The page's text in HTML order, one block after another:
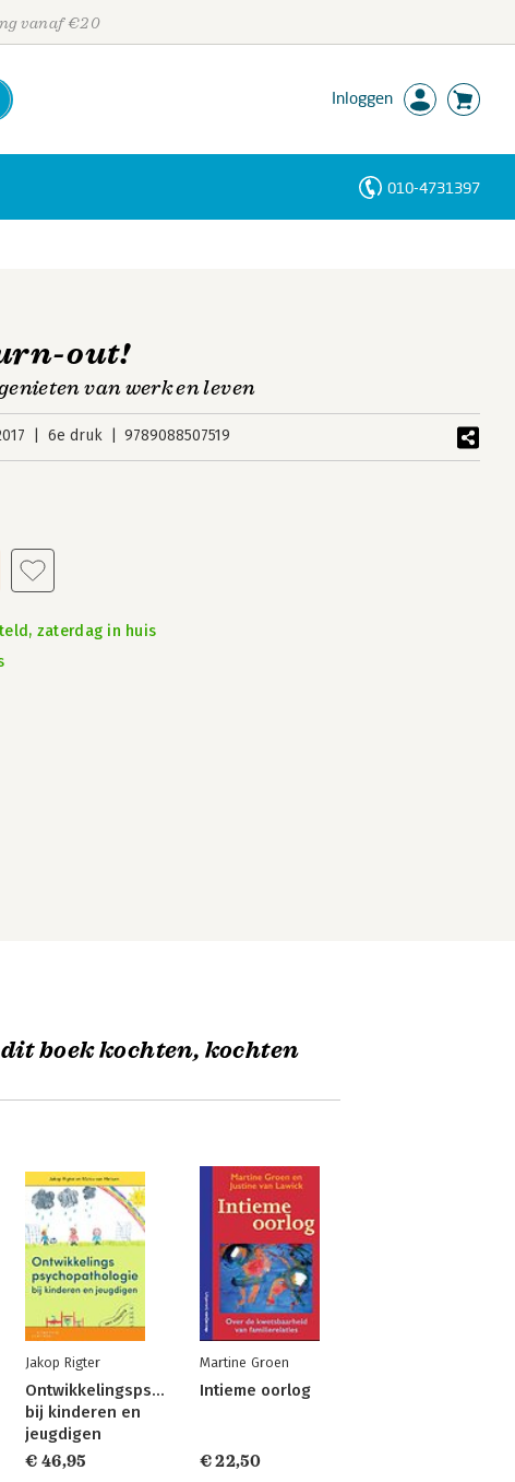
vanaf €20
Inloggen
010-4731397
out!
van werk en leven
6e druk 9789088507519
zaterdag in huis
boek kochten, kochten
Jakop Rigter
Ontwikkelingspsychopathologie
bij kinderen en
jeugdigen
€ 46,95
Martine Groen
Intieme oorlog
€ 22,50
Personen